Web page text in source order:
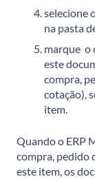
selecione
na pasta
marque o
este
compra,
cotação),
item.
Quando o ERP
compra, pedido
este item, os